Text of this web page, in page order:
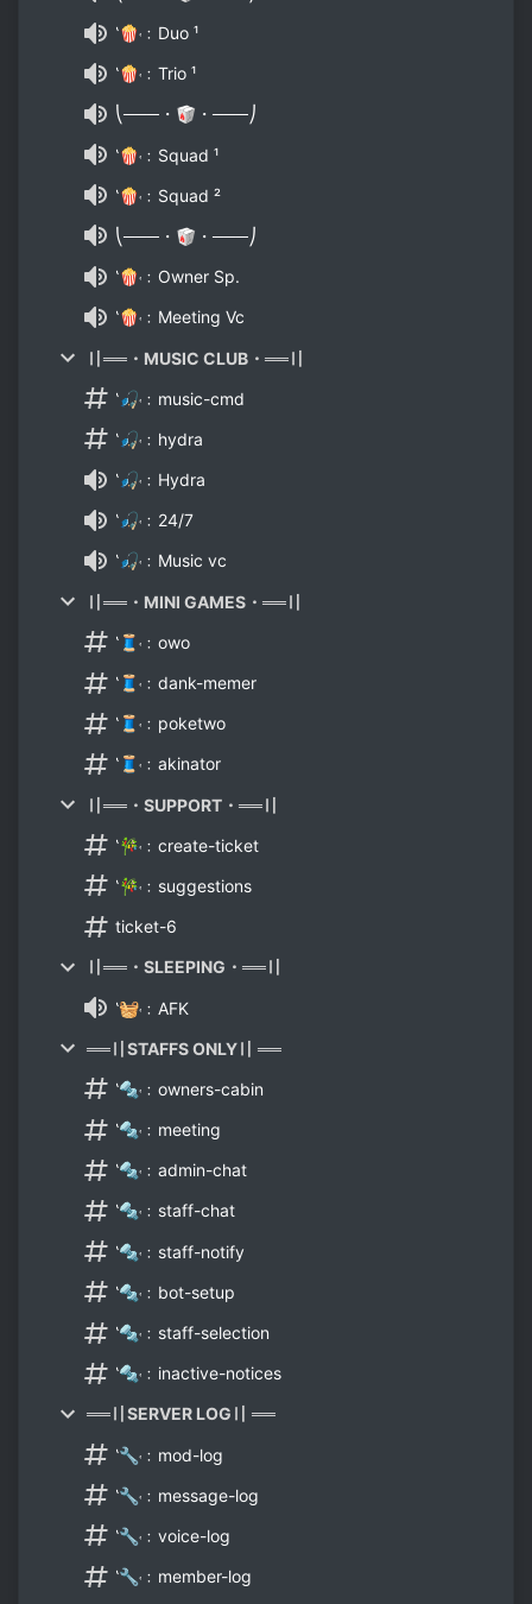
‛🍿˓﹕Duo ¹
‛🍿˓﹕Trio ¹
⎝───・🥡・───⎠
‛🍿˓﹕Squad ¹
‛🍿˓﹕Squad ²
⎝───・🥡・───⎠
‛🍿˓﹕Owner Sp.
‛🍿˓﹕Meeting Vc
〢══・MUSIC CLUB・══〢
‛🎣˓﹕music-cmd
‛🎣˓﹕hydra
‛🎣˓﹕Hydra
‛🎣˓﹕24/7
‛🎣˓﹕Music vc
〢══・MINI GAMES・══〢
‛🧵˓﹕owo
‛🧵˓﹕dank-memer
‛🧵˓﹕poketwo
‛🧵˓﹕akinator
〢══・SUPPORT・══〢
‛🎋˓﹕create-ticket
‛🎋˓﹕suggestions
ticket-6
〢══・SLEEPING・══〢
‛🧺˓﹕AFK
══〢STAFFS ONLY〢 ══
‛🔩˓﹕owners-cabin
‛🔩˓﹕meeting
‛🔩˓﹕admin-chat
‛🔩˓﹕staff-chat
‛🔩˓﹕staff-notify
‛🔩˓﹕bot-setup
‛🔩˓﹕staff-selection
‛🔩˓﹕inactive-notices
══〢SERVER LOG〢 ══
‛🔧˓﹕mod-log
‛🔧˓﹕message-log
‛🔧˓﹕voice-log
‛🔧˓﹕member-log